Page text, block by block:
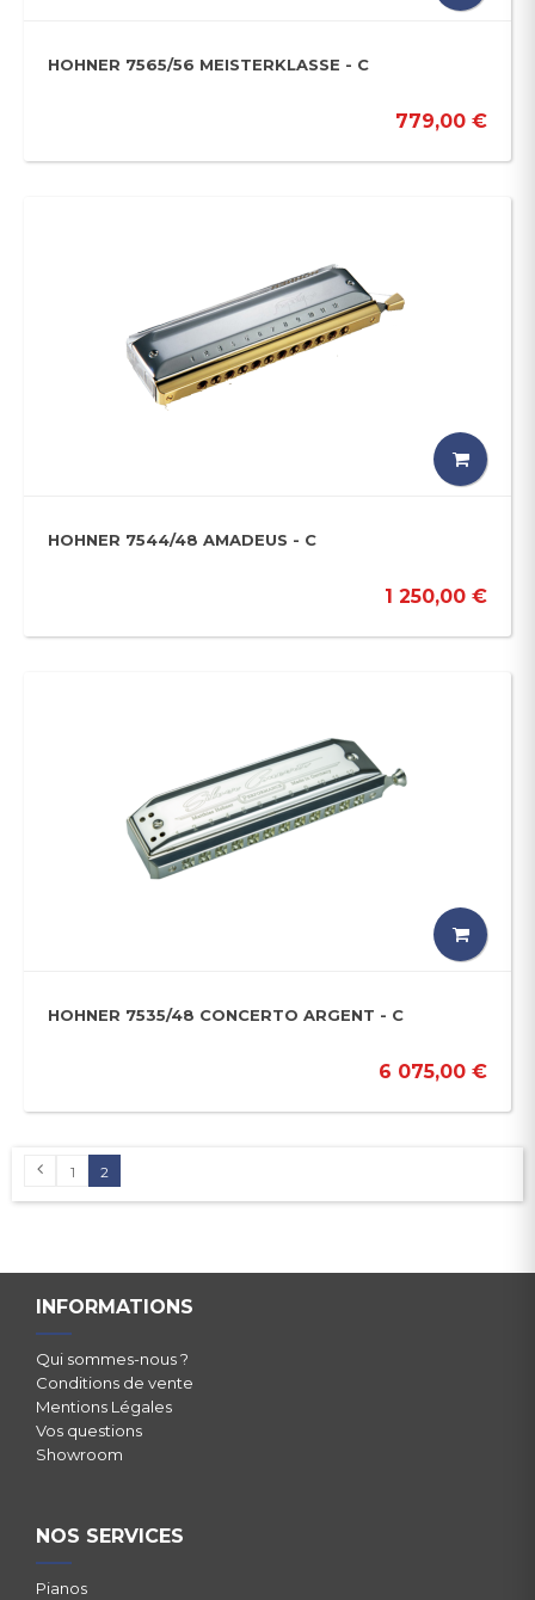
HOHNER 7565/56 MEISTERKLASSE - C
779,00 €
HOHNER 7544/48 AMADEUS - C
1 250,00 €
HOHNER 7535/48 CONCERTO ARGENT - C
6 075,00 €
1 2
INFORMATIONS
Qui sommes-nous ?
Conditions de vente
Mentions Légales
Vos questions
Showroom
NOS SERVICES
Pianos